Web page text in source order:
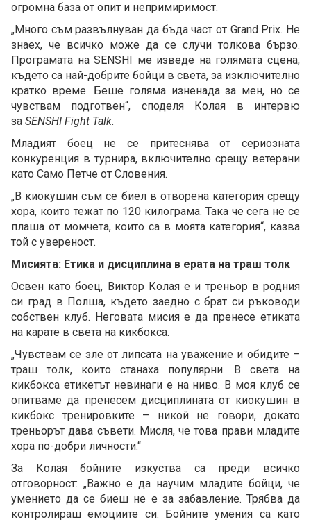
огромна база от опит и непримиримост.
„Много съм развълнуван да бъда част от Grand Prix. Не
знаех, че всичко може да се случи толкова бързо.
Програмата на SENSHI ме изведе на голямата сцена,
където са най-добрите бойци в света, за изключително
кратко време. Беше голяма изненада за мен, но се
чувствам подготвен“, споделя Колая в интервю
за SENSHI Fight Talk.
Младият боец не се притеснява от сериозната
конкуренция в турнира, включително срещу ветерани
като Само Петче от Словения.
„В киокушин съм се биел в отворена категория срещу
хора, които тежат по 120 килограма. Така че сега не се
плаша от момчета, които са в моята категория“, казва
той с увереност.
Мисията: Етика и дисциплина в ерата на траш толк
Освен като боец, Виктор Колая е и треньор в родния
си град в Полша, където заедно с брат си ръководи
собствен клуб. Неговата мисия е да пренесе етиката
на карате в света на кикбокса.
„Чувствам се зле от липсата на уважение и обидите –
траш толк, които станаха популярни. В света на
кикбокса етикетът невинаги е на ниво. В моя клуб се
опитваме да пренесем дисциплината от киокушин в
кикбокс тренировките – никой не говори, докато
треньорът дава съвети. Мисля, че това прави младите
хора по-добри личности.“
За Колая бойните изкуства са преди всичко
отговорност: „Важно е да научим младите бойци, че
умението да се биеш не е за забавление. Трябва да
контролираш емоциите си. Бойните умения са като